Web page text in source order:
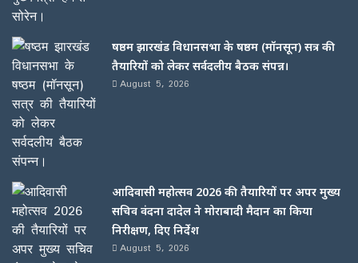
षष्ठम झारखंड विधानसभा के षष्ठम (मॉनसून) सत्र की
तैयारियों को लेकर सर्वदलीय बैठक संपन्न।
August 5, 2026
आदिवासी महोत्सव 2026 की तैयारियों पर अपर मुख्य
सचिव वंदना दादेल ने मोराबादी मैदान का किया
निरीक्षण, दिए निर्देश
August 5, 2026